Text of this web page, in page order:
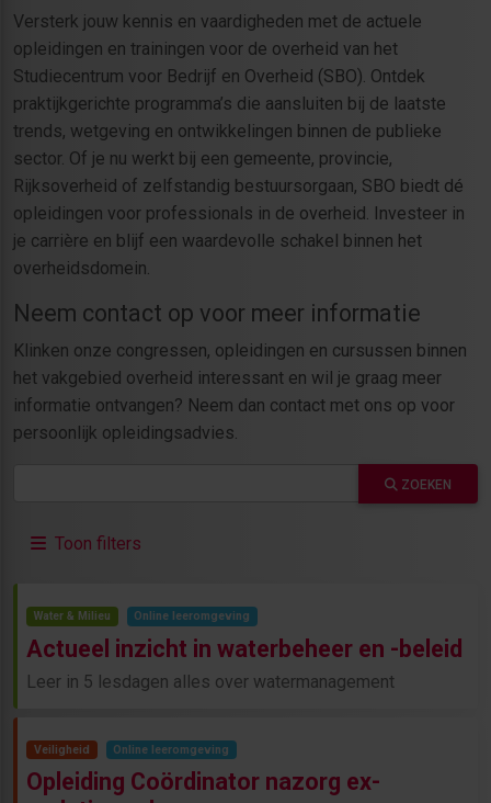
Versterk jouw kennis en vaardigheden met de actuele
opleidingen en trainingen voor de overheid van het
Studiecentrum voor Bedrijf en Overheid (SBO). Ontdek
praktijkgerichte programma’s die aansluiten bij de laatste
trends, wetgeving en ontwikkelingen binnen de publieke
sector. Of je nu werkt bij een gemeente, provincie,
Rijksoverheid of zelfstandig bestuursorgaan, SBO biedt dé
opleidingen voor professionals in de overheid. Investeer in
je carrière en blijf een waardevolle schakel binnen het
overheidsdomein.
Neem contact op voor meer informatie
Klinken onze congressen, opleidingen en cursussen binnen
het vakgebied overheid interessant en wil je graag meer
informatie ontvangen? Neem dan contact met ons op voor
persoonlijk opleidingsadvies.
ZOEKEN
Toon filters
Water & Milieu Online leeromgeving
Actueel inzicht in waterbeheer en -beleid
Leer in 5 lesdagen alles over watermanagement
Veiligheid Online leeromgeving
Opleiding Coördinator nazorg ex-